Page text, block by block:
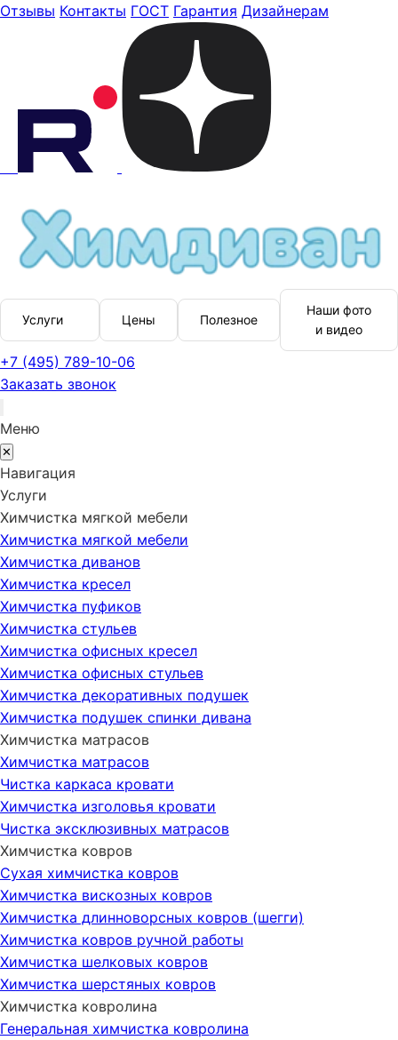
Отзывы Контакты ГОСТ Гарантия Дизайнерам
Услуги Цены Полезное
Наши фото
и видео
+7 (495) 789-10-06
Заказать звонок
Меню
✕
Навигация
Услуги
Химчистка мягкой мебели
Химчистка мягкой мебели
Химчистка диванов
Химчистка кресел
Химчистка пуфиков
Химчистка стульев
Химчистка офисных кресел
Химчистка офисных стульев
Химчистка декоративных подушек
Химчистка подушек спинки дивана
Химчистка матрасов
Химчистка матрасов
Чистка каркаса кровати
Химчистка изголовья кровати
Чистка эксклюзивных матрасов
Химчистка ковров
Сухая химчистка ковров
Химчистка вискозных ковров
Химчистка длинноворсных ковров (шегги)
Химчистка ковров ручной работы
Химчистка шелковых ковров
Химчистка шерстяных ковров
Химчистка ковролина
Генеральная химчистка ковролина